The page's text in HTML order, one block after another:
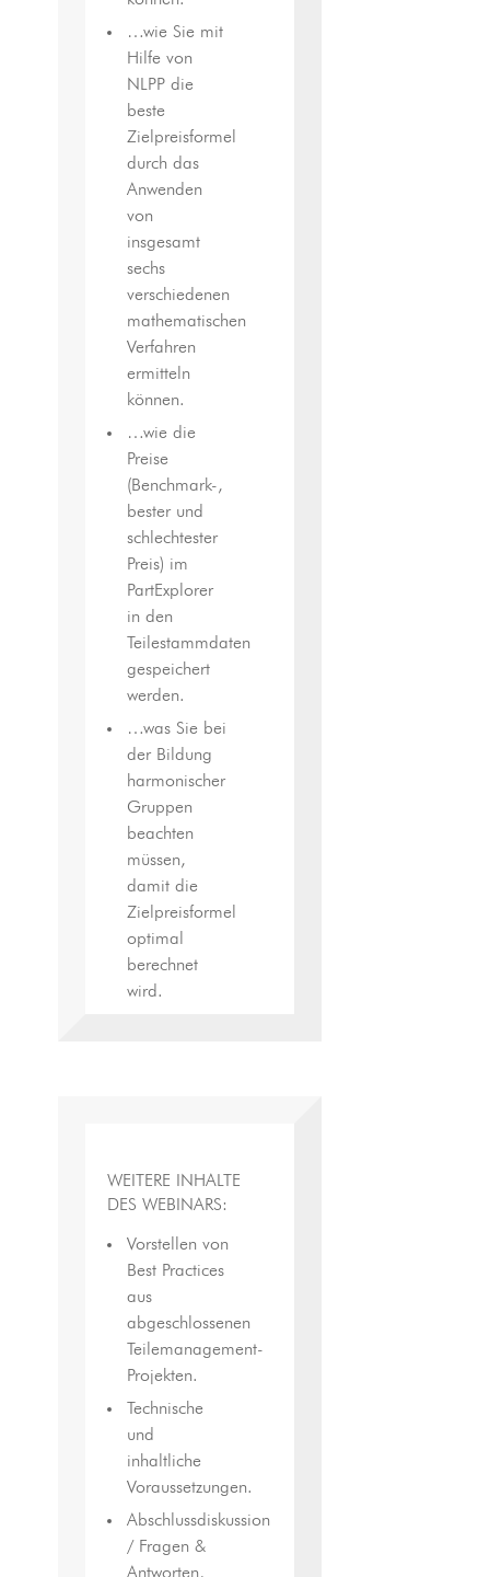
…wie Sie mit
Hilfe von
NLPP die
beste
Zielpreisformel
durch das
Anwenden
von
insgesamt
sechs
verschiedenen
mathematischen
Verfahren
ermitteln
können.
…wie die
Preise
(Benchmark-,
bester und
schlechtester
Preis) im
PartExplorer
in den
Teilestammdaten
gespeichert
werden.
…was Sie bei
der Bildung
harmonischer
Gruppen
beachten
müssen,
damit die
Zielpreisformel
optimal
berechnet
wird.
WEITERE INHALTE
DES WEBINARS:
Vorstellen von
Best Practices
aus
abgeschlossenen
Teilemanagement-
Projekten.
Technische
und
inhaltliche
Voraussetzungen.
Abschlussdiskussion
/ Fragen &